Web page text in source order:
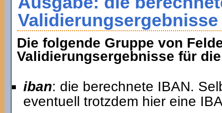
Validierungsergebnisse
Die folgende Gruppe von
Validierungsergebnisse für
iban: die berechnete IBAN.
eventuell trotzdem hier eine